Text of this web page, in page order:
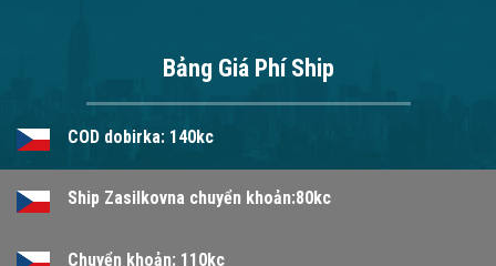
Bảng Giá Phí Ship
COD dobirka: 140kc
Ship Zasilkovna chuyển khoản:80kc
Chuyển khoản: 110kc